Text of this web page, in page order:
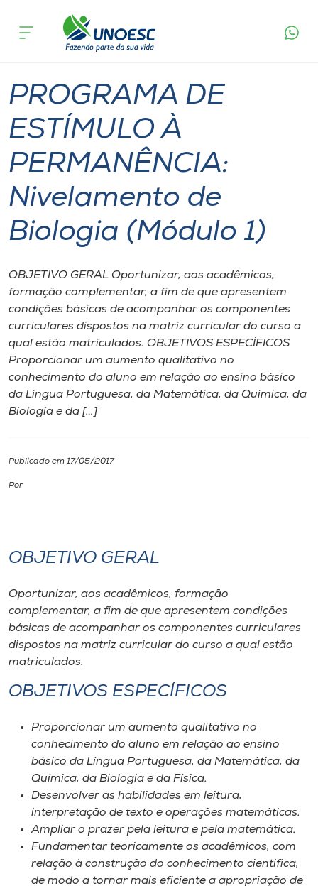
Cursos
Pesquisa
Atendimento ao Estudante
Portal de Ensino
Internacionalização
I.nova
Diplomados
Editora
Rádio
Museu
Unoesc
Selecione
o idioma
A+
acontece
PROGRAMA DE
ESTÍMULO À
PERMANÊNCIA:
Nivelamento de
Biologia (Módulo 1)
OBJETIVO GERAL Oportunizar, aos acadêmicos,
formação complementar, a fim de que apresentem
condições básicas de acompanhar os componentes
curriculares dispostos na matriz curricular do curso a
qual estão matriculados. OBJETIVOS ESPECÍFICOS
Proporcionar um aumento qualitativo no
conhecimento do aluno em relação ao ensino básico
da Língua Portuguesa, da Matemática, da Química, da
Biologia e da […]
Publicado em 17/05/2017
Por
OBJETIVO GERAL
Oportunizar, aos acadêmicos, formação
complementar, a fim de que apresentem condições
básicas de acompanhar os componentes curriculares
dispostos na matriz curricular do curso a qual estão
matriculados.
OBJETIVOS ESPECÍFICOS
Proporcionar um aumento qualitativo no
conhecimento do aluno em relação ao ensino
básico da Língua Portuguesa, da Matemática, da
Química, da Biologia e da Física.
Desenvolver as habilidades em leitura,
interpretação de texto e operações matemáticas.
Ampliar o prazer pela leitura e pela matemática.
Fundamentar teoricamente os acadêmicos, com
relação à construção do conhecimento cientifica,
de modo a tornar mais eficiente a apropriação de